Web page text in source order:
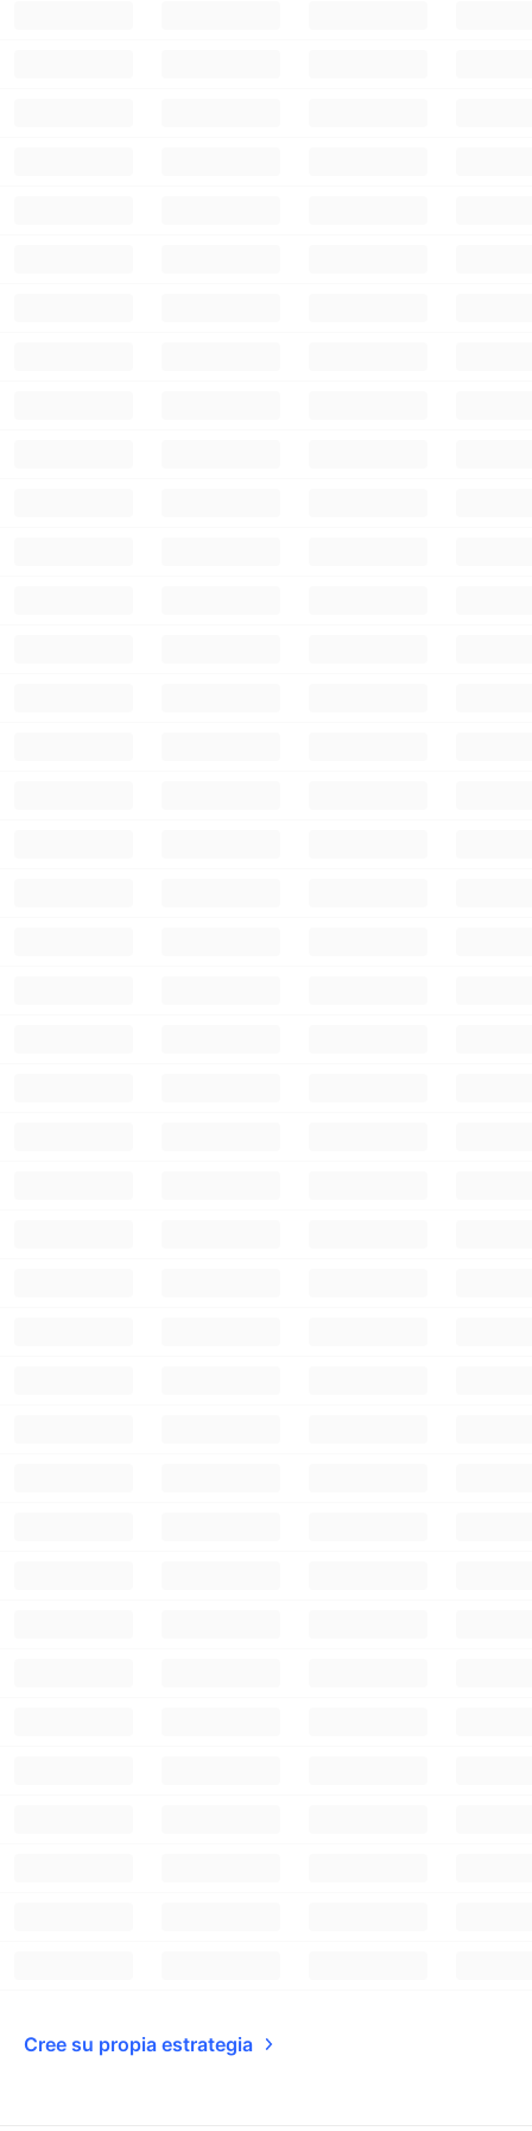
Cree su propia estrategia